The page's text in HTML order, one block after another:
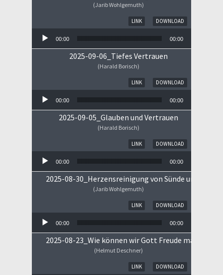
(Jarib Wohlgemuth)
DOWNLOAD
LINK
00:00 00:00
2025-09-06_Tiefes Vertrauen
(Harald Borisch)
DOWNLOAD
LINK
00:00 00:00
2025-09-05_Glauben und Vertrauen
(Harald Borisch)
DOWNLOAD
LINK
00:00 00:00
2025-08-30_Herzensreinigung von Sünde und Sorge
(Jarib Wohlgemuth)
DOWNLOAD
LINK
00:00 00:00
2025-08-23_Wie können wir Gott Freude machen
(Helmut Deschner)
DOWNLOAD
LINK